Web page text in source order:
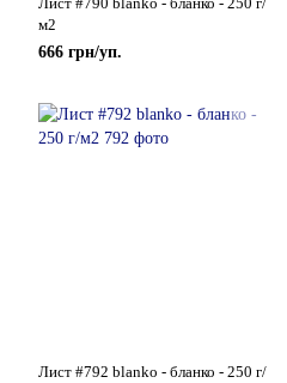
м2
666 грн/уп.
Лист #792 blanko - бланко - 250 г/